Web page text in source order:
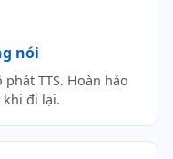
nói
TTS. Hoàn hảo
khi đi lại.